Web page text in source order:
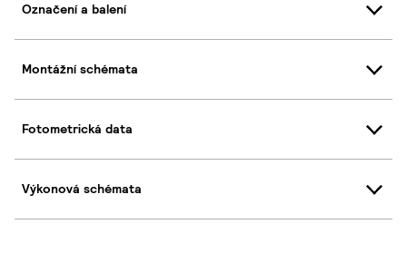
Označení a balení
Montážní schémata
Fotometrická data
Výkonová schémata